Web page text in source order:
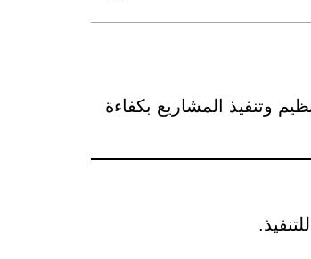
وتنفيذ المشاريع بكفاءة